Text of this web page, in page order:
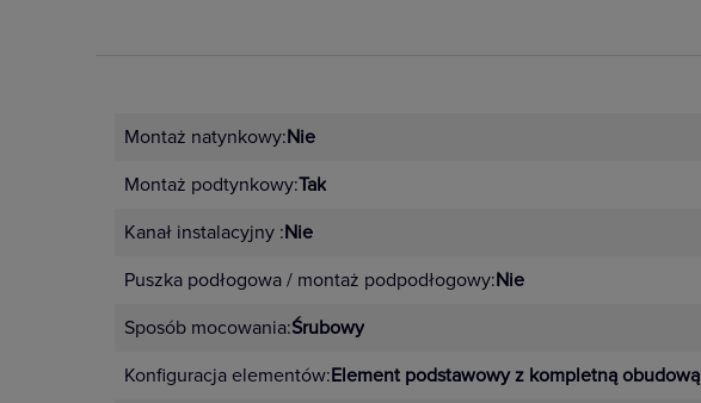
Montaż natynkowy:Nie
Montaż podtynkowy:Tak
Kanał instalacyjny :Nie
Puszka podłogowa / montaż podpodłogowy:Nie
Sposób mocowania:Śrubowy
Konfiguracja elementów:Element podstawowy z kompletną obudową